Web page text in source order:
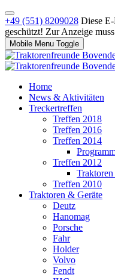
+49 (551) 8209028 Diese
geschützt! Zur Anzeige
Mobile Menu Toggle
Home
News & Aktivitäten
Treckertreffen
Treffen 2018
Treffen 2016
Treffen 2014
Treffen 2012
Treffen 2010
Traktoren & Geräte
Deutz
Hanomag
Porsche
Fahr
Holder
Volvo
Fendt